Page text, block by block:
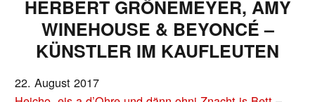
HERBERT GRÖNEMEYER, AMY
WINEHOUSE & BEYONCÉ –
KÜNSTLER IM KAUFLEUTEN
22. August 2017